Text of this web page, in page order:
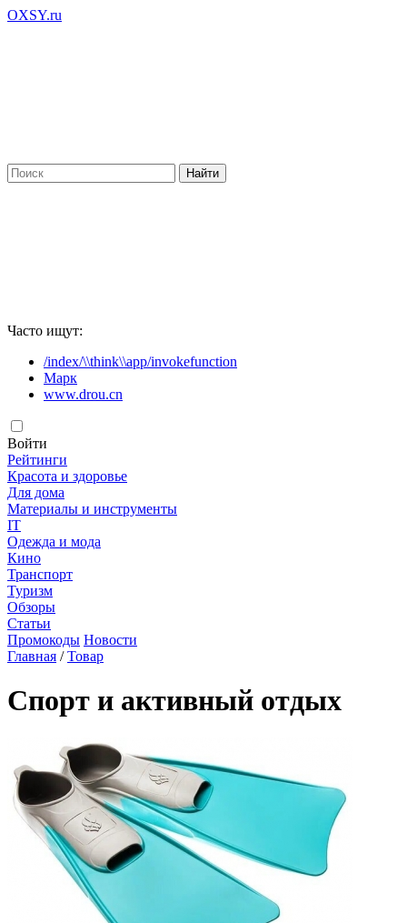
OXSY.ru
Часто ищут:
/index/\\think\\app/invokefunction
Марк
www.drou.cn
Войти
Рейтинги
Красота и здоровье
Для дома
Материалы и инструменты
IT
Одежда и мода
Кино
Транспорт
Туризм
Обзоры
Статьи
Промокоды Новости
Главная /Товар
Спорт и активный отдых